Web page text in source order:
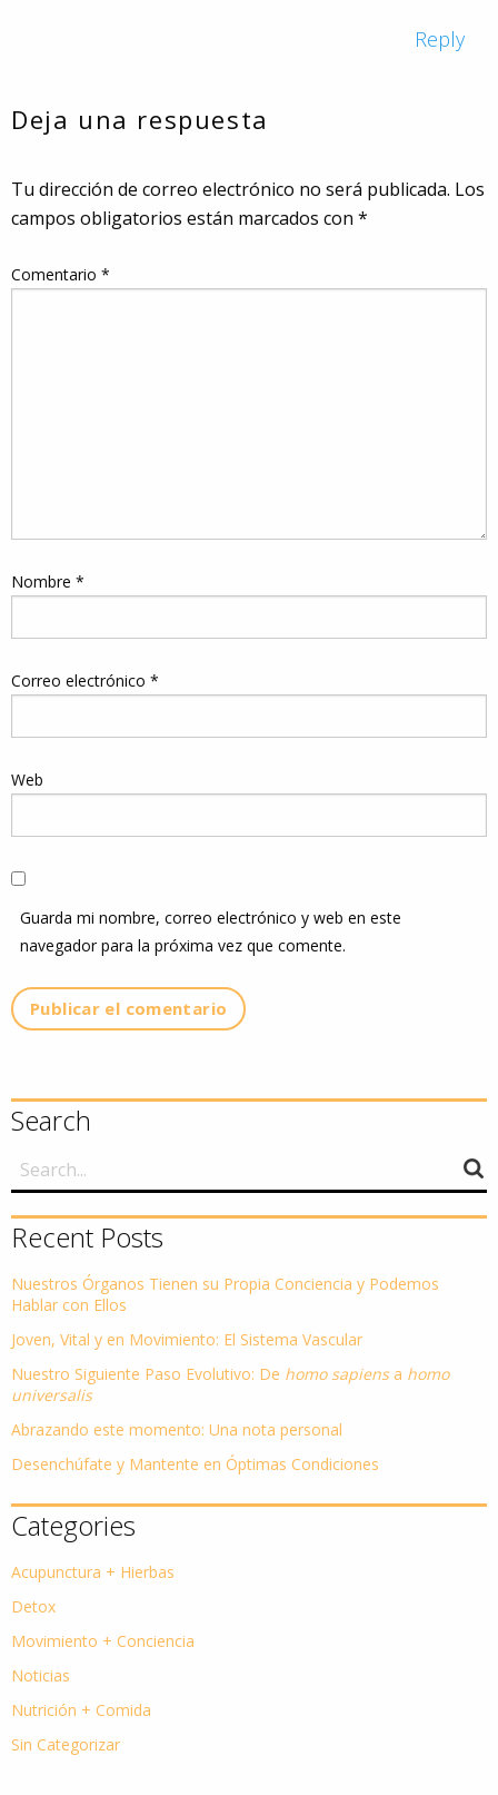
Reply
Deja una respuesta
Tu dirección de correo electrónico no será publicada. Los
campos obligatorios están marcados con *
Comentario *
Nombre *
Correo electrónico *
Web
Guarda mi nombre, correo electrónico y web en este
navegador para la próxima vez que comente.
Search
Recent Posts
Nuestros Órganos Tienen su Propia Conciencia y Podemos
Hablar con Ellos
Joven, Vital y en Movimiento: El Sistema Vascular
Nuestro Siguiente Paso Evolutivo: De homo sapiensa homo
universalis
Abrazando este momento: Una nota personal
Desenchúfate y Mantente en Óptimas Condiciones
Categories
Acupunctura + Hierbas
Detox
Movimiento + Conciencia
Noticias
Nutrición + Comida
Sin Categorizar